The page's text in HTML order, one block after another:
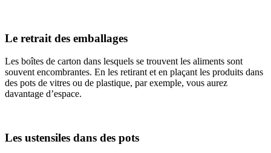
Le retrait des emballages
Les boîtes de carton dans lesquels se trouvent les aliments sont
souvent encombrantes. En les retirant et en plaçant les produits dans
des pots de vitres ou de plastique, par exemple, vous aurez
davantage d’espace.
Les ustensiles dans des pots